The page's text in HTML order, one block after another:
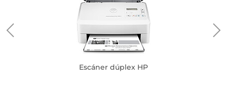
Escáner dúplex HP